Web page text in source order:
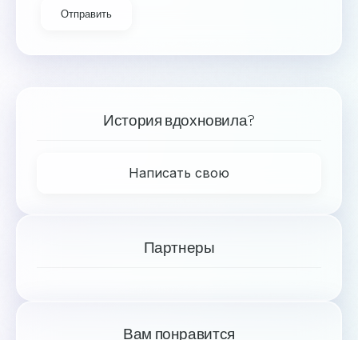
Отправить
История вдохновила?
Написать свою
Партнеры
Вам понравится